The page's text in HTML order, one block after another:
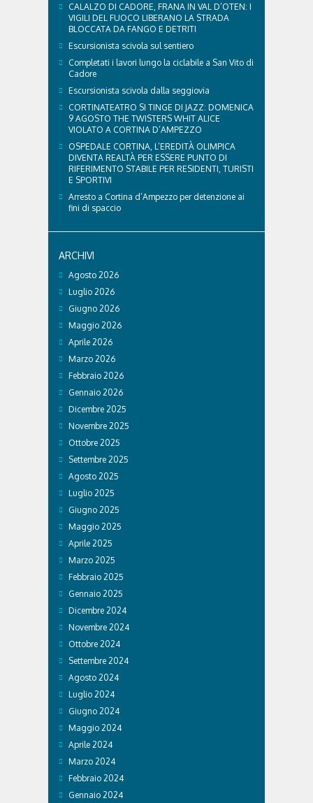
CALALZO DI CADORE, FRANA IN VAL D’OTEN: I
VIGILI DEL FUOCO LIBERANO LA STRADA
BLOCCATA DA FANGO E DETRITI
Escursionista scivola sul sentiero
Completati i lavori lungo la ciclabile a San Vito di
Cadore
Escursionista scivola dalla seggiovia
CORTINATEATRO SI TINGE DI JAZZ: DOMENICA
9 AGOSTO THE TWISTERS WHIT ALICE
VIOLATO A CORTINA D’AMPEZZO
OSPEDALE CORTINA, L’EREDITÀ OLIMPICA
DIVENTA REALTÀ PER ESSERE PUNTO DI
RIFERIMENTO STABILE PER RESIDENTI, TURISTI
E SPORTIVI
Arresto a Cortina d’Ampezzo per detenzione ai
fini di spaccio
ARCHIVI
Agosto 2026
Luglio 2026
Giugno 2026
Maggio 2026
Aprile 2026
Marzo 2026
Febbraio 2026
Gennaio 2026
Dicembre 2025
Novembre 2025
Ottobre 2025
Settembre 2025
Agosto 2025
Luglio 2025
Giugno 2025
Maggio 2025
Aprile 2025
Marzo 2025
Febbraio 2025
Gennaio 2025
Dicembre 2024
Novembre 2024
Ottobre 2024
Settembre 2024
Agosto 2024
Luglio 2024
Giugno 2024
Maggio 2024
Aprile 2024
Marzo 2024
Febbraio 2024
Gennaio 2024